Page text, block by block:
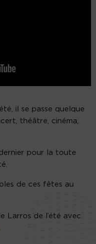
il se passe quelque
théâtre, cinéma,
pour la toute
de ces fêtes au
Larros de l’été avec